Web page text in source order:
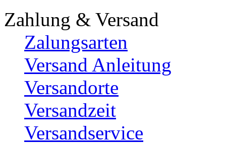
Zahlung & Versand
Zalungsarten
Versand Anleitung
Versandorte
Versandzeit
Versandservice